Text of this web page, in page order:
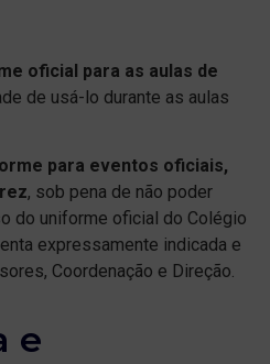
oficial para as aulas de
de usá-lo durante as aulas
para eventos oficiais,
, sob pena de não poder
do uniforme oficial do Colégio
expressamente indicada e
Coordenação e Direção.
e